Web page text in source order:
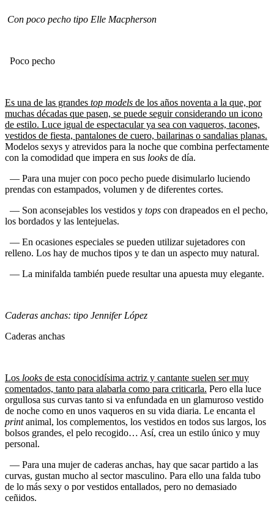
Con poco pecho tipo Elle Macpherson
Poco pecho
Es una de las grandes top models de los años noventa a la que, por
muchas décadas que pasen, se puede seguir considerando un icono
de estilo. Luce igual de espectacular ya sea con vaqueros, tacones,
vestidos de fiesta, pantalones de cuero, bailarinas o sandalias planas.
Modelos sexys y atrevidos para la noche que combina perfectamente
con la comodidad que impera en sus looks de día.
— Para una mujer con poco pecho puede disimularlo luciendo
prendas con estampados, volumen y de diferentes cortes.
— Son aconsejables los vestidos y tops con drapeados en el pecho,
los bordados y las lentejuelas.
— En ocasiones especiales se pueden utilizar sujetadores con
relleno. Los hay de muchos tipos y te dan un aspecto muy natural.
— La minifalda también puede resultar una apuesta muy elegante.
Caderas anchas: tipo Jennifer López
Caderas anchas
Los looks de esta conocidísima actriz y cantante suelen ser muy
comentados, tanto para alabarla como para criticarla. Pero ella luce
orgullosa sus curvas tanto si va enfundada en un glamuroso vestido
de noche como en unos vaqueros en su vida diaria. Le encanta el
printanimal, los complementos, los vestidos en todos sus largos, los
bolsos grandes, el pelo recogido… Así, crea un estilo único y muy
personal.
— Para una mujer de caderas anchas, hay que sacar partido a las
curvas, gustan mucho al sector masculino. Para ello una falda tubo
de lo más sexy o por vestidos entallados, pero no demasiado
ceñidos.